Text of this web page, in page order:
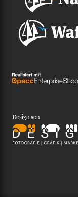
Design von